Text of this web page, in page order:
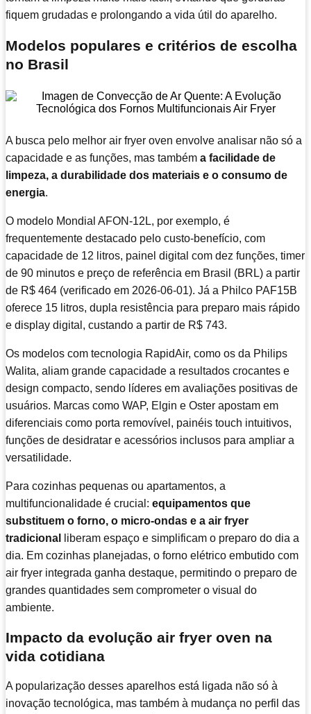
fiquem grudadas e prolongando a vida útil do aparelho.
Modelos populares e critérios de escolha
no Brasil
A busca pelo melhor air fryer oven envolve analisar não só a
capacidade e as funções, mas também a facilidade de
limpeza, a durabilidade dos materiais e o consumo de
energia.
O modelo Mondial AFON-12L, por exemplo, é
frequentemente destacado pelo custo-benefício, com
capacidade de 12 litros, painel digital com dez funções, timer
de 90 minutos e preço de referência em Brasil (BRL) a partir
de R$ 464 (verificado em 2026-06-01). Já a Philco PAF15B
oferece 15 litros, dupla resistência para preparo mais rápido
e display digital, custando a partir de R$ 743.
Os modelos com tecnologia RapidAir, como os da Philips
Walita, aliam grande capacidade a resultados crocantes e
design compacto, sendo líderes em avaliações positivas de
usuários. Marcas como WAP, Elgin e Oster apostam em
diferenciais como porta removível, painéis touch intuitivos,
funções de desidratar e acessórios inclusos para ampliar a
versatilidade.
Para cozinhas pequenas ou apartamentos, a
multifuncionalidade é crucial: equipamentos que
substituem o forno, o micro-ondas e a air fryer
tradicional
liberam espaço e simplificam o preparo do dia a
dia. Em cozinhas planejadas, o forno elétrico embutido com
air fryer integrada ganha destaque, permitindo o preparo de
grandes quantidades sem comprometer o visual do
ambiente.
Impacto da evolução air fryer oven na
vida cotidiana
A popularização desses aparelhos está ligada não só à
inovação tecnológica, mas também à mudança no perfil das